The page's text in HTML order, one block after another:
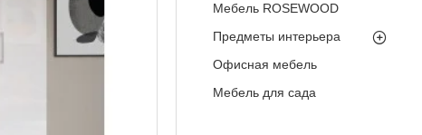
Мебель ROSEWOOD
Предметы интерьера
Офисная мебель
Мебель для сада